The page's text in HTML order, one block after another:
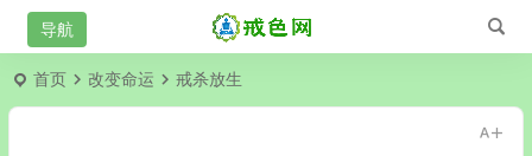
首页 改变命运 戒杀放生